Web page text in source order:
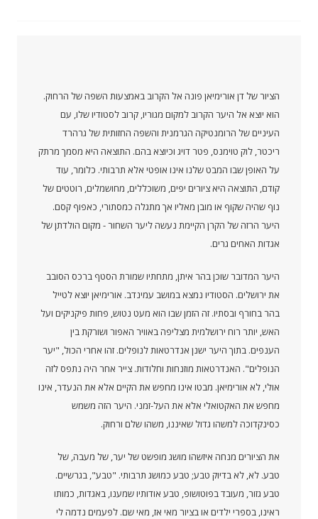
הציור של דן אורימיאן פונה אל הקרוב באמצעות השפה של הרחוק.
הוא יוצא אל היער הקרוב למקום מגוריו, קרוב לסטודיו שלו, עם
העיניים של הרומנטיקה הגרמנית והשפה החזותית של גרהרד
ריכטר, לוק טוימנס, פטר דויג וכיוצא בהם. התוצאה היא מסמך מרתק
על האופן שבו המבט שלנו אינו אופטי אלא תרבותי. כלומר, עוד
קודם, התוצאה היא ציורים יפים, משוכללים, מחושמלים, רוטטים של
נוף שהיה שקוף או מובן מאליו אך מתגלה כמסתורי, כאפוף קסם.
היער הרזה של הקרן הקיימת נעשה ליער השחור - מקום הולדתן של
אגדות האחים גרים.
היער המדובר שוכן בהר איתן, מתחתיו שמורת הסטף ברכס הסובב
את ירושלים. הסטודיו נמצא במושב עמינדב. אורימיאן יוצא לטייל
בהר בחורף ובסתיו. זה הזמן שבו הוא מעט נטוש, פחות פיקניקים ועל
האש, יותר רוח ירושלמית מצליפה באוויר האפור ושורקת בין
הענפים. בתוך היער ישנן אנדרטאות לנופלים. זהו אחרי הכול, "יער
הנופלים". האנדרטאות מוזנחות וחלודות. צייר אחר היה נתפס לזה
אולי, לא אורימיאן. מבטו אינו מחפש את הקיים אלא את הנעדר, אינו
מחפש את האקטואלי אלא את העל-זמני. היער הזה משמש
כסינקדוכה למשהו גדול שאיננו, משהו שלם ורחוק.
את הציורים מנחה איזשהו מושג מופשט של יער, של מעבה, של
טבע. לא, לא בדיוק טבע; טבע כמושג תרבותי. "טבע", בגרשיים.
טבע גזור, מעובד בפוטושופ, טבע אודותיו שמענו, באגדות, כמותו
ראינו, בספרי ילדים או בציור מאי אז, מאי שם. לפעמים נדמה לי